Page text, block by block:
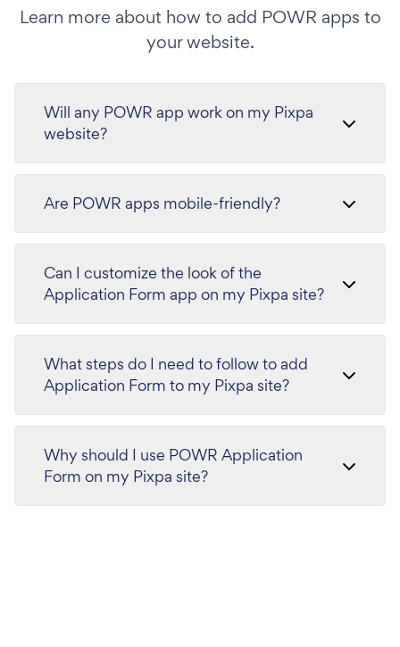
Learn more about how to add POWR apps to
your website.
Will any POWR app work on my Pixpa
website?
Are POWR apps mobile-friendly?
Can I customize the look of the
Application Form app on my Pixpa site?
What steps do I need to follow to add
Application Form to my Pixpa site?
Why should I use POWR Application
Form on my Pixpa site?